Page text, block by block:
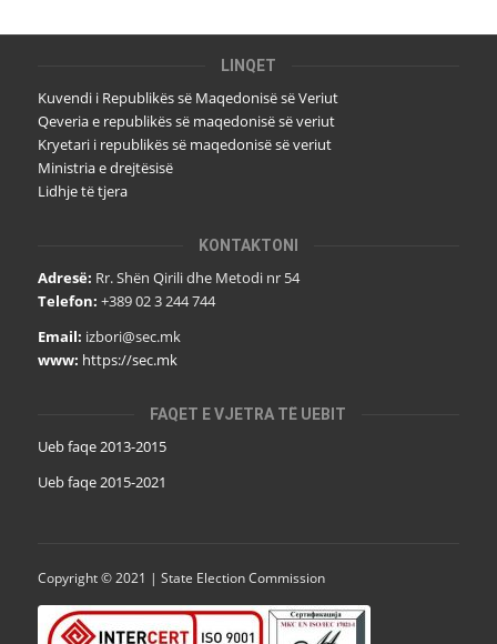
LINQET
Kuvendi i Republikës së Maqedonisë së Veriut
Qeveria e republikës së maqedonisë së veriut
Kryetari i republikës së maqedonisë së veriut
Ministria e drejtësisë
Lidhje të tjera
KONTAKTONI
Adresë: Rr. Shën Qirili dhe Metodi nr 54
Telefon: +389 02 3 244 744
Email: izbori@sec.mk
www: https://sec.mk
FAQET E VJETRA TË UEBIT
Ueb faqe 2013-2015
Ueb faqe 2015-2021
Copyright © 2021 | State Election Commission